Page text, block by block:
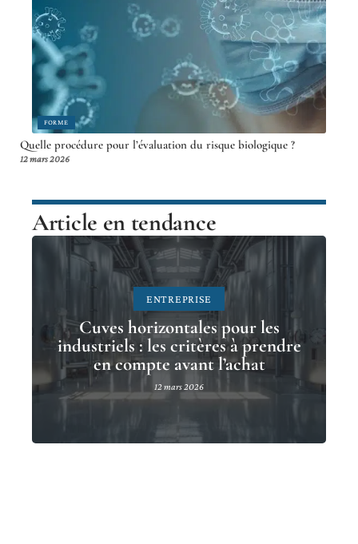
FORME
Quelle procédure pour l’évaluation du risque biologique ?
12 mars 2026
Article en tendance
ENTREPRISE
Cuves horizontales pour les
industriels : les critères à prendre
en compte avant l’achat
12 mars 2026